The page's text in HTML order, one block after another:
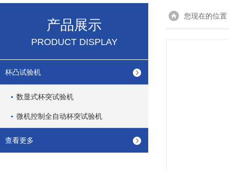
产品展示
PRODUCT DISPLAY
杯凸试验机
数显式杯突试验机
微机控制全自动杯突试验机
查看更多
您现在的位置